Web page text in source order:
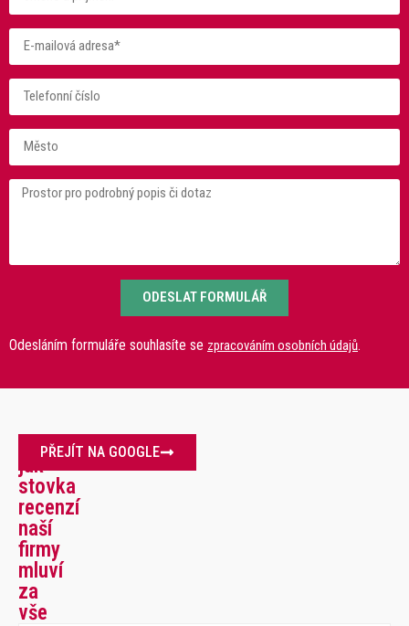
ODESLAT FORMULÁŘ
Odesláním formuláře souhlasíte se zpracováním osobních údajů.
Více
jak
stovka
recenzí
naší
firmy
mluví
za
vše
PŘEJÍT NA GOOGLE